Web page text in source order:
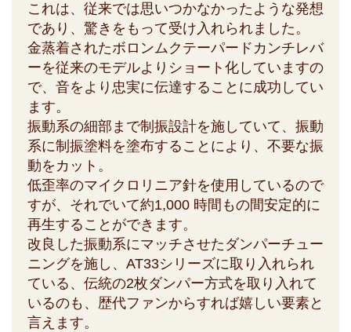
これは、従来では思いつかなかったような発想
であり、驚きをもって受け入れられました。
金蒸着されたボロンムクテーパードカンチレバ
ーを従来のモデルよりショート化していますの
で、音をより忠実に伝達することに成功してい
ます。
振動系の細部まで制振設計を施していて、振動
系に制振塗料を塗布することにより、不要な振
動をカット。
低歪率のマイクロリニア針を使用しているので
すが、それでいて約1,000 時間もの間安定的に
再生することができます。
改良した振動系にマッチさせたダンパーチュー
ニングを施し、AT33シリーズに取り入れられ
ている、伝統の2枚ダンパー方式を取り入れて
いるのも、歴代ファンからすれば嬉しい要素と
言えます。